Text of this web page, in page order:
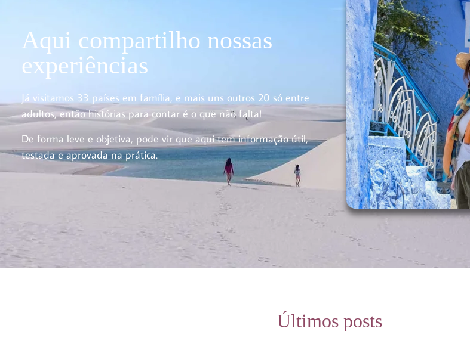
Aqui compartilho nossas
experiências
Já visitamos 33 países em família, e mais uns outros 20 só entre
adultos, então histórias para contar é o que não falta!
De forma leve e objetiva, pode vir que aqui tem informação útil,
testada e aprovada na prática.
Últimos posts